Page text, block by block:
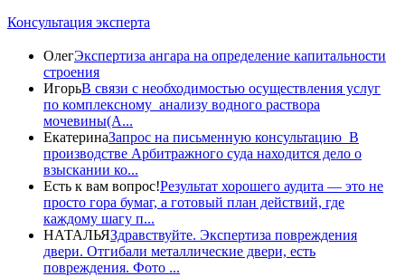
Консультация эксперта
ОлегЭкспертиза ангара на определение капитальности
строения
ИгорьВ связи с необходимостью осуществления услуг
по комплексному анализу водного раствора
мочевины(A...
ЕкатеринаЗапрос на письменную консультацию В
производстве Арбитражного суда находится дело о
взыскании ко...
Есть к вам вопрос!Результат хорошего аудита — это не
просто гора бумаг, а готовый план действий, где
каждому шагу п...
НАТАЛЬЯЗдравствуйте. Экспертиза повреждения
двери. Отгибали металлические двери, есть
повреждения. Фото ...